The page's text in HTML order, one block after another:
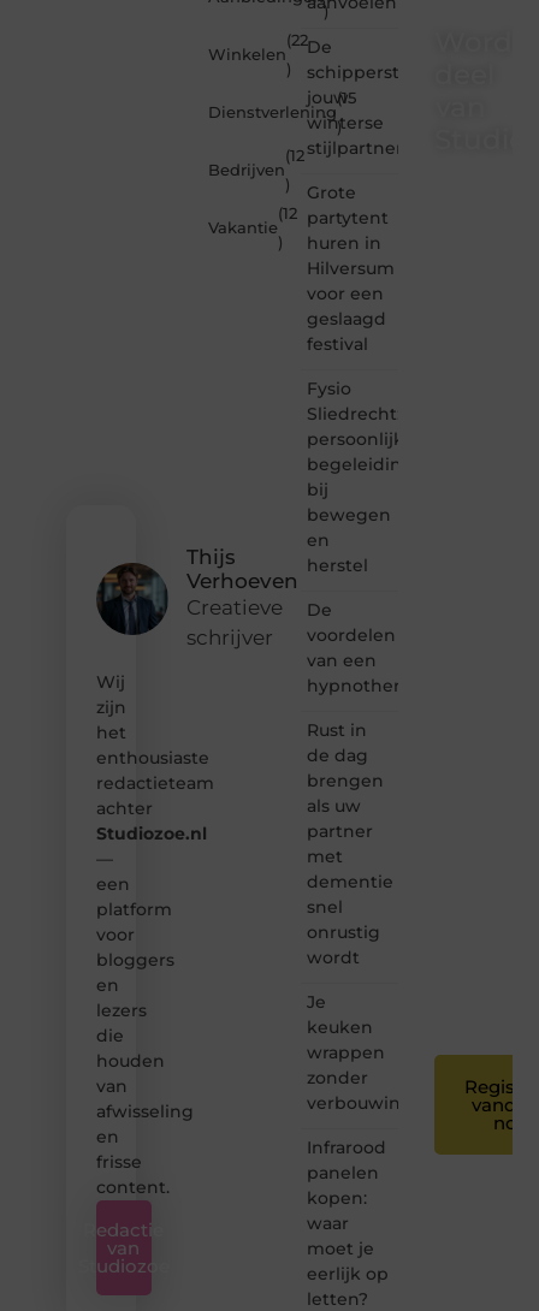
Thijs
Verhoeven
Creatieve
schrijver
Wij
zijn
het
enthousiaste
redactieteam
achter
Studiozoe.nl
—
een
platform
voor
bloggers
en
lezers
die
houden
van
afwisseling
en
frisse
content.
Redactie
van
Studiozoe
)
Winkelen
(22
)
Dienstverlening
(15
)
Bedrijven
(12
)
Vakantie
(12
)
De
schipperstrui
jouw
winterse
stijlpartner
Grote
partytent
huren in
Hilversum
voor een
geslaagd
festival
Fysio
Sliedrecht:
persoonlijke
begeleiding
bij
bewegen
en
herstel
De
voordelen
van een
hypnotherapeut
Rust in
de dag
brengen
als uw
partner
met
dementie
snel
onrustig
wordt
Je
keuken
wrappen
zonder
verbouwing
Infrarood
panelen
kopen:
waar
moet je
eerlijk op
letten?
nog